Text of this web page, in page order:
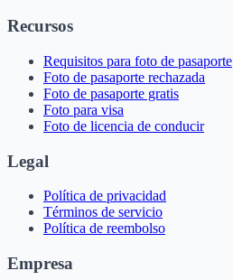
Recursos
Requisitos para foto de pasaporte
Foto de pasaporte rechazada
Foto de pasaporte gratis
Foto para visa
Foto de licencia de conducir
Legal
Política de privacidad
Términos de servicio
Política de reembolso
Empresa